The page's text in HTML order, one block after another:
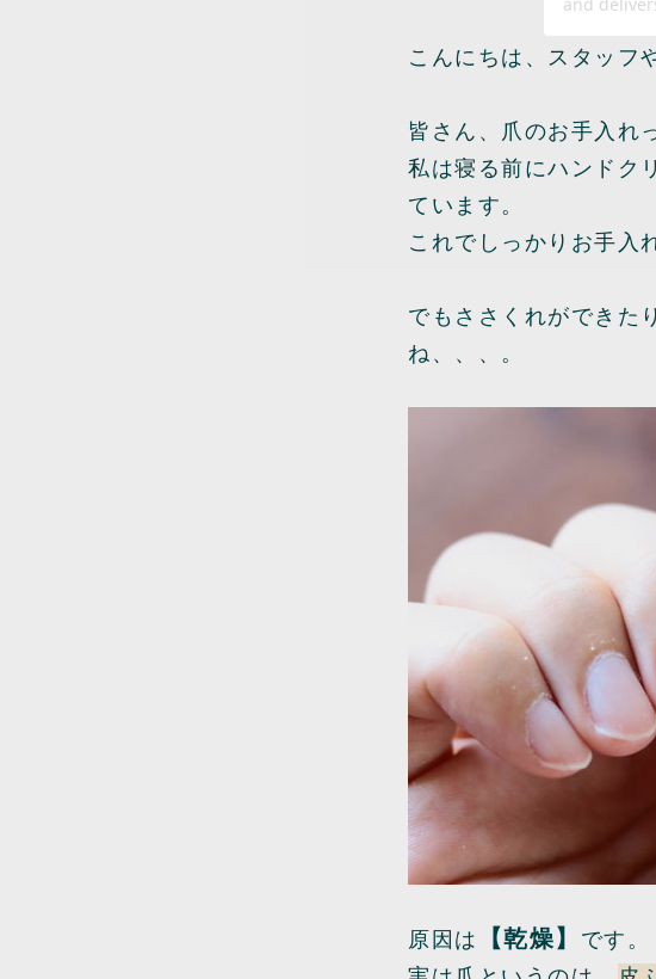
こんにちは、スタッフ
皆さん、爪のお手入れ
私は寝る前にハンドク
ています。
これでしっかりお手入
でもささくれができた
ね、、、。
原因は 【乾燥】
です。